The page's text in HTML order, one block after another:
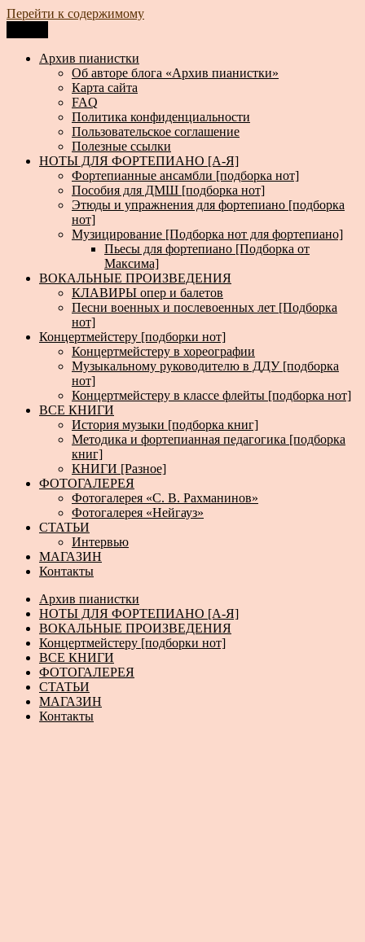
Перейти к содержимому
Архив пианистки
Всё для пианистов: ноты, книги, музыка, статьи…
Архив пианистки
Об авторе блога «Архив пианистки»
Карта сайта
FAQ
Политика конфиденциальности
Пользовательское соглашение
Полезные ссылки
НОТЫ ДЛЯ ФОРТЕПИАНО [А-Я]
Фортепианные ансамбли [подборка нот]
Пособия для ДМШ [подборка нот]
Этюды и упражнения для фортепиано [подборка
нот]
Музицирование [Подборка нот для фортепиано]
Пьесы для фортепиано [Подборка от
Максима]
ВОКАЛЬНЫЕ ПРОИЗВЕДЕНИЯ
КЛАВИРЫ опер и балетов
Песни военных и послевоенных лет [Подборка
нот]
Концертмейстеру [подборки нот]
Концертмейстеру в хореографии
Музыкальному руководителю в ДДУ [подборка
нот]
Концертмейстеру в классе флейты [подборка нот]
ВСЕ КНИГИ
История музыки [подборка книг]
Методика и фортепианная педагогика [подборка
книг]
КНИГИ [Разное]
ФОТОГАЛЕРЕЯ
Фотогалерея «С. В. Рахманинов»
Фотогалерея «Нейгауз»
СТАТЬИ
Интервью
МАГАЗИН
Контакты
Архив пианистки
НОТЫ ДЛЯ ФОРТЕПИАНО [А-Я]
ВОКАЛЬНЫЕ ПРОИЗВЕДЕНИЯ
Концертмейстеру [подборки нот]
ВСЕ КНИГИ
ФОТОГАЛЕРЕЯ
СТАТЬИ
МАГАЗИН
Контакты